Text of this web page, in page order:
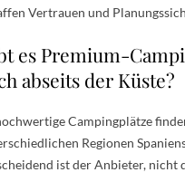
Vertrauen und
es Premium-
abseits der Küste?
Campingplätze
Regionen
ist der Anbieter, nicht